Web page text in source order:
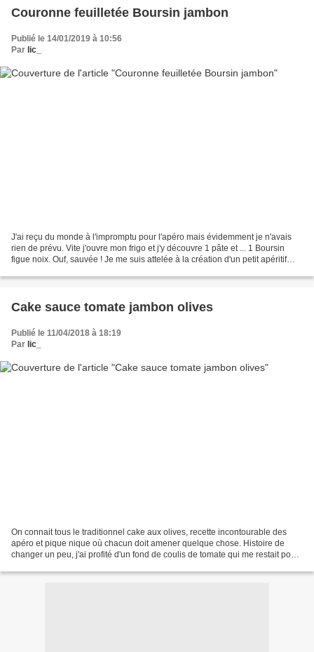
Couronne feuilletée Boursin jambon
Publié le 14/01/2019 à 10:56
Par lic_
J'ai reçu du monde à l'impromptu pour l'apéro mais évidemment je n'avais
rien de prévu. Vite j'ouvre mon frigo et j'y découvre 1 pâte et ... 1 Boursin
figue noix. Ouf, sauvée ! Je me suis attelée à la création d'un petit apéritif
Cake sauce tomate jambon olives
Publié le 11/04/2018 à 18:19
Par lic_
On connait tous le traditionnel cake aux olives, recette incontourable des
apéro et pique nique où chacun doit amener quelque chose. Histoire de
changer un peu, j'ai profité d'un fond de coulis de tomate qui me restait pour